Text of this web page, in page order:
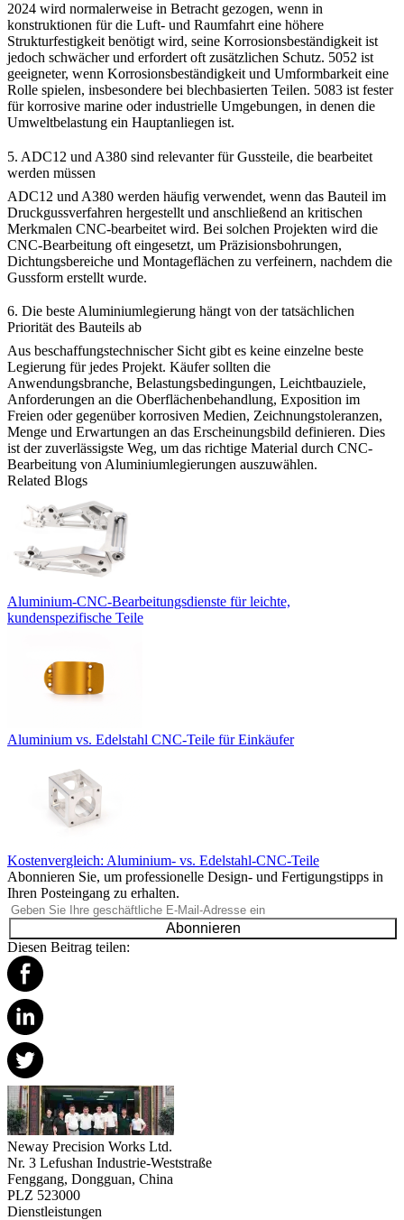
2024 wird normalerweise in Betracht gezogen, wenn in
konstruktionen für die Luft- und Raumfahrt eine höhere
Strukturfestigkeit benötigt wird, seine Korrosionsbeständigkeit ist
jedoch schwächer und erfordert oft zusätzlichen Schutz. 5052 ist
geeigneter, wenn Korrosionsbeständigkeit und Umformbarkeit eine
Rolle spielen, insbesondere bei blechbasierten Teilen. 5083 ist fester
für korrosive marine oder industrielle Umgebungen, in denen die
Umweltbelastung ein Hauptanliegen ist.
5. ADC12 und A380 sind relevanter für Gussteile, die bearbeitet
werden müssen
ADC12 und A380 werden häufig verwendet, wenn das Bauteil im
Druckgussverfahren hergestellt und anschließend an kritischen
Merkmalen CNC-bearbeitet wird. Bei solchen Projekten wird die
CNC-Bearbeitung oft eingesetzt, um Präzisionsbohrungen,
Dichtungsbereiche und Montageflächen zu verfeinern, nachdem die
Gussform erstellt wurde.
6. Die beste Aluminiumlegierung hängt von der tatsächlichen
Priorität des Bauteils ab
Aus beschaffungstechnischer Sicht gibt es keine einzelne beste
Legierung für jedes Projekt. Käufer sollten die
Anwendungsbranche, Belastungsbedingungen, Leichtbauziele,
Anforderungen an die Oberflächenbehandlung, Exposition im
Freien oder gegenüber korrosiven Medien, Zeichnungstoleranzen,
Menge und Erwartungen an das Erscheinungsbild definieren. Dies
ist der zuverlässigste Weg, um das richtige Material durch CNC-
Bearbeitung von Aluminiumlegierungen auszuwählen.
Related Blogs
Aluminium-CNC-Bearbeitungsdienste für leichte,
kundenspezifische Teile
Aluminium vs. Edelstahl CNC-Teile für Einkäufer
Kostenvergleich: Aluminium- vs. Edelstahl-CNC-Teile
Abonnieren Sie, um professionelle Design- und Fertigungstipps in
Ihren Posteingang zu erhalten.
Abonnieren
Diesen Beitrag teilen:
Neway Precision Works Ltd.
Nr. 3 Lefushan Industrie-Weststraße
Fenggang, Dongguan, China
PLZ 523000
Dienstleistungen